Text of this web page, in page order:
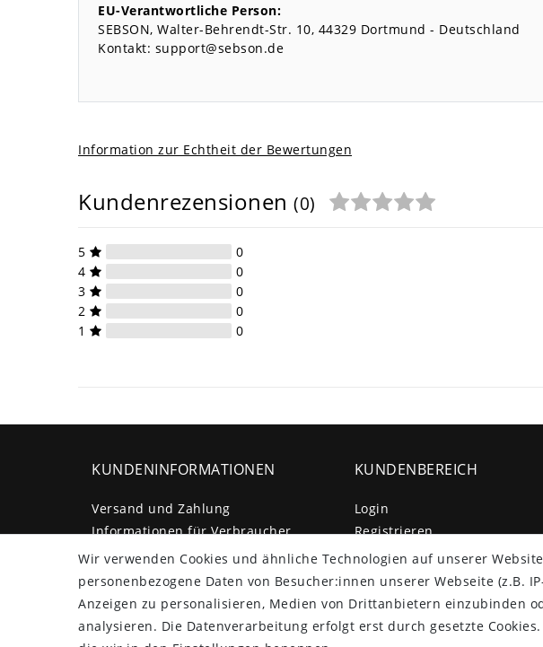
EU-Verantwortliche Person:
SEBSON Walter-Behrendt-Str. 10 44329 Dortmund
Deutschland
Kontakt: support@sebson.de
Information zur Echtheit der Bewertungen
Kundenrezensionen (0)
5
0
4
0
3
0
2
0
1
0
KUNDENINFORMATIONEN
Versand und Zahlung
Informationen für Verbraucher
Widerruf / Vertrag widerrufen
Entsorgung und Umwelt
Impressum
Daten­schutz­erklärung
AGB
KUNDENBEREICH
Login
Registrieren
Wir verwenden Cookies und ähnliche Technologien auf unserer
personenbezogene Daten von Besucher:innen unserer Webseite (z.B.
Anzeigen zu personalisieren, Medien von Drittanbietern einzubinden
analysieren. Die Datenverarbeitung erfolgt erst durch gesetzte